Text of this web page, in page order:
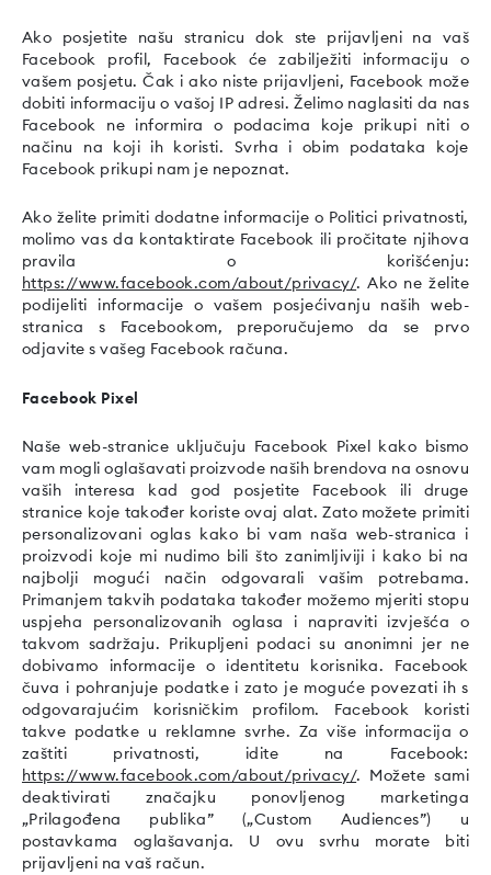
Ako posjetite našu stranicu dok ste prijavljeni na vaš
Facebook profil, Facebook će zabilježiti informaciju o
vašem posjetu. Čak i ako niste prijavljeni, Facebook može
dobiti informaciju o vašoj IP adresi. Želimo naglasiti da nas
Facebook ne informira o podacima koje prikupi niti o
načinu na koji ih koristi. Svrha i obim podataka koje
Facebook prikupi nam je nepoznat.
Ako želite primiti dodatne informacije o Politici privatnosti,
molimo vas da kontaktirate Facebook ili pročitate njihova
pravila o korišćenju:
https://www.facebook.com/about/privacy/. Ako ne želite
podijeliti informacije o vašem posjećivanju naših web-
stranica s Facebookom, preporučujemo da se prvo
odjavite s vašeg Facebook računa.
Facebook Pixel
Naše web-stranice uključuju Facebook Pixel kako bismo
vam mogli oglašavati proizvode naših brendova na osnovu
vaših interesa kad god posjetite Facebook ili druge
stranice koje također koriste ovaj alat. Zato možete primiti
personalizovani oglas kako bi vam naša web-stranica i
proizvodi koje mi nudimo bili što zanimljiviji i kako bi na
najbolji mogući način odgovarali vašim potrebama.
Primanjem takvih podataka također možemo mjeriti stopu
uspjeha personalizovanih oglasa i napraviti izvješća o
takvom sadržaju. Prikupljeni podaci su anonimni jer ne
dobivamo informacije o identitetu korisnika. Facebook
čuva i pohranjuje podatke i zato je moguće povezati ih s
odgovarajućim korisničkim profilom. Facebook koristi
takve podatke u reklamne svrhe. Za više informacija o
zaštiti privatnosti, idite na Facebook:
https://www.facebook.com/about/privacy/. Možete sami
deaktivirati značajku ponovljenog marketinga
„Prilagođena publika” („Custom Audiences”) u
postavkama oglašavanja. U ovu svrhu morate biti
prijavljeni na vaš račun.